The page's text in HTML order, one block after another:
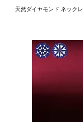
天然ダイヤモンド ネック